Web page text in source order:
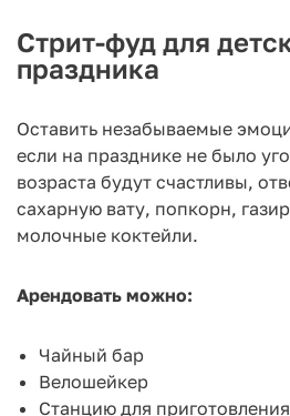
Стрит-фуд для
праздника
Оставить незабываемые
если на празднике не было
возраста будут счастливы,
сахарную вату, попкорн,
молочные коктейли.
Арендовать можно:
Чайный бар
Велошейкер
Станцию для